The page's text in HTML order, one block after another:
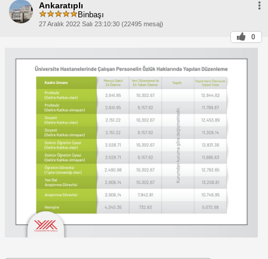
Ankaratıplı
Binbaşı
27 Aralık 2022 Salı 23:10:30 (22495 mesaj)
0